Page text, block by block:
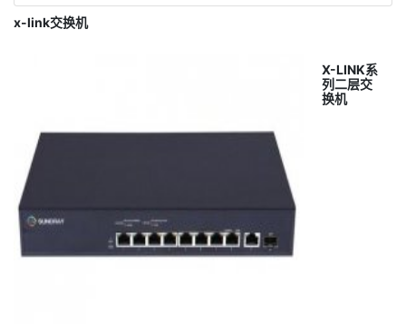
x-link交换机
X-LINK系
列二层交
换机